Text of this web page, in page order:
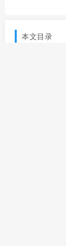
本文目录